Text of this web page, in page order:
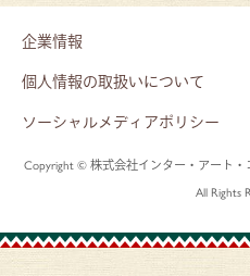
企業情報
個人情報の取扱いについて
ソーシャルメディアポリシー
Copyright © 株式会社インター・アート
All Rights